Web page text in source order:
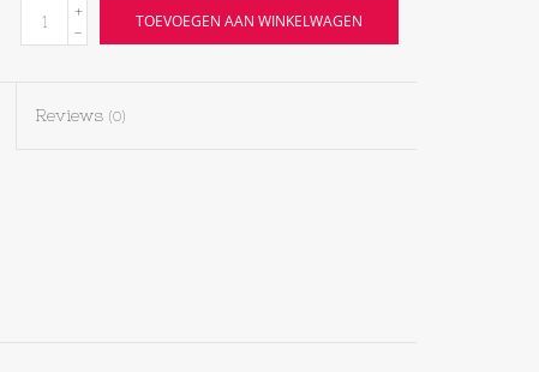
+
-
TOEVOEGEN AAN WINKELWAGEN
Reviews (0)